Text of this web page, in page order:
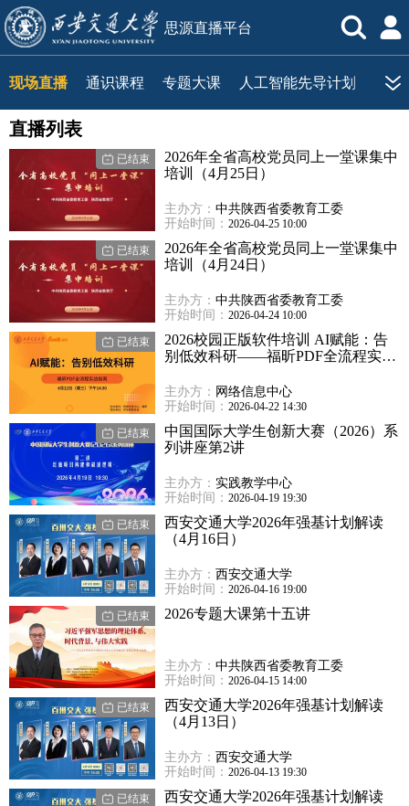
思源直播平台
现场直播 通识课程 专题大课 人工智能先导计划 健
直播列表
已结束
2026年全省高校党员同上一堂课集中
培训（4月25日）
主办方： 中共陕西省委教育工委
开始时间： 2026-04-25 10:00
已结束
2026年全省高校党员同上一堂课集中
培训（4月24日）
主办方： 中共陕西省委教育工委
开始时间： 2026-04-24 10:00
已结束
2026校园正版软件培训 AI赋能：告
别低效科研——福昕PDF全流程实战
主办方： 网络信息中心
开始时间： 2026-04-22 14:30
已结束
中国国际大学生创新大赛（2026）系
列讲座第2讲
主办方： 实践教学中心
开始时间： 2026-04-19 19:30
已结束
西安交通大学2026年强基计划解读
（4月16日）
主办方： 西安交通大学
开始时间： 2026-04-16 19:00
已结束 2026专题大课第十五讲
主办方： 中共陕西省委教育工委
开始时间： 2026-04-15 14:00
已结束
西安交通大学2026年强基计划解读
（4月13日）
主办方： 西安交通大学
开始时间： 2026-04-13 19:30
已结束 西安交通大学2026年强基计划解读